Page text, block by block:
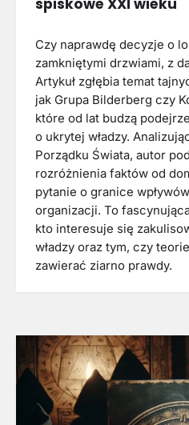
spiskowe XXI wieku
Czy naprawdę decyzje o
zamkniętymi drzwiami, z
Artykuł zgłębia temat
jak Grupa Bilderberg czy
które od lat budzą
o ukrytej władzy.
Porządku Świata, autor
rozróżnienia faktów od
pytanie o granice
organizacji. To
kto interesuje się
władzy oraz tym, czy
zawierać ziarno prawdy.